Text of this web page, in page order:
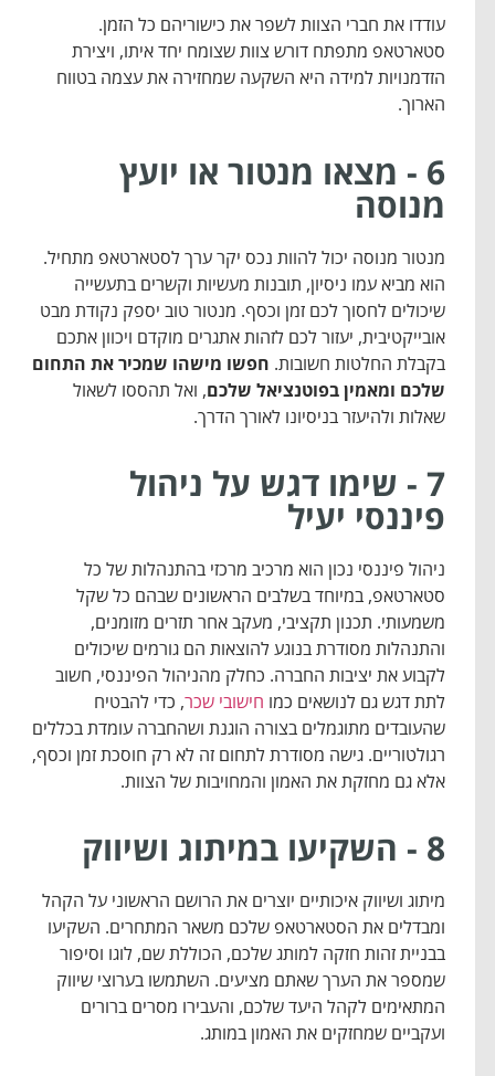
עודדו את חברי הצוות לשפר את כישוריהם כל הזמן.
סטארטאפ מתפתח דורש צוות שצומח יחד איתו, ויצירת
הזדמנויות למידה היא השקעה שמחזירה את עצמה בטווח
הארוך.
6 - מצאו מנטור או יועץ
מנוסה
מנטור מנוסה יכול להוות נכס יקר ערך לסטארטאפ מתחיל.
הוא מביא עמו ניסיון, תובנות מעשיות וקשרים בתעשייה
שיכולים לחסוך לכם זמן וכסף. מנטור טוב יספק נקודת מבט
אובייקטיבית, יעזור לכם לזהות אתגרים מוקדם ויכוון אתכם
בקבלת החלטות חשובות. חפשו מישהו שמכיר את התחום
שלכם ומאמין בפוטנציאל שלכם, ואל תהססו לשאול
שאלות ולהיעזר בניסיונו לאורך הדרך.
7 - שימו דגש על ניהול
פיננסי יעיל
ניהול פיננסי נכון הוא מרכיב מרכזי בהתנהלות של כל
סטארטאפ, במיוחד בשלבים הראשונים שבהם כל שקל
משמעותי. תכנון תקציבי, מעקב אחר תזרים מזומנים,
והתנהלות מסודרת בנוגע להוצאות הם גורמים שיכולים
לקבוע את יציבות החברה. כחלק מהניהול הפיננסי, חשוב
לתת דגש גם לנושאים כמו חישובי שכר, כדי להבטיח
שהעובדים מתוגמלים בצורה הוגנת ושהחברה עומדת בכללים
רגולטוריים. גישה מסודרת לתחום זה לא רק חוסכת זמן וכסף,
אלא גם מחזקת את האמון והמחויבות של הצוות.
8 - השקיעו במיתוג ושיווק
מיתוג ושיווק איכותיים יוצרים את הרושם הראשוני על הקהל
ומבדלים את הסטארטאפ שלכם משאר המתחרים. השקיעו
בבניית זהות חזקה למותג שלכם, הכוללת שם, לוגו וסיפור
שמספר את הערך שאתם מציעים. השתמשו בערוצי שיווק
המתאימים לקהל היעד שלכם, והעבירו מסרים ברורים
ועקביים שמחזקים את האמון במותג.